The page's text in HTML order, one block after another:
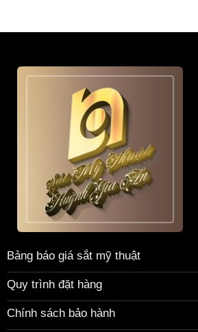
Bảng báo giá sắt mỹ thuật
Quy trình đặt hàng
Chính sách bảo hành